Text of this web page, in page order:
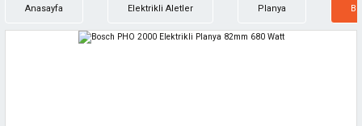
Anasayfa Elektrikli Aletler Planya